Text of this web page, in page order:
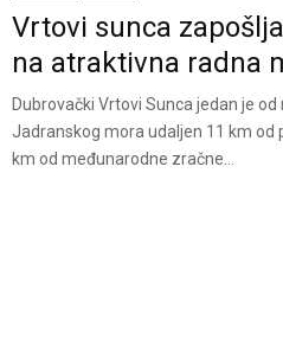
Vrtovi sunca
na atraktivna radna
Dubrovački Vrtovi Sunca jedan je
Jadranskog mora udaljen 11 km od
km od međunarodne zračne...